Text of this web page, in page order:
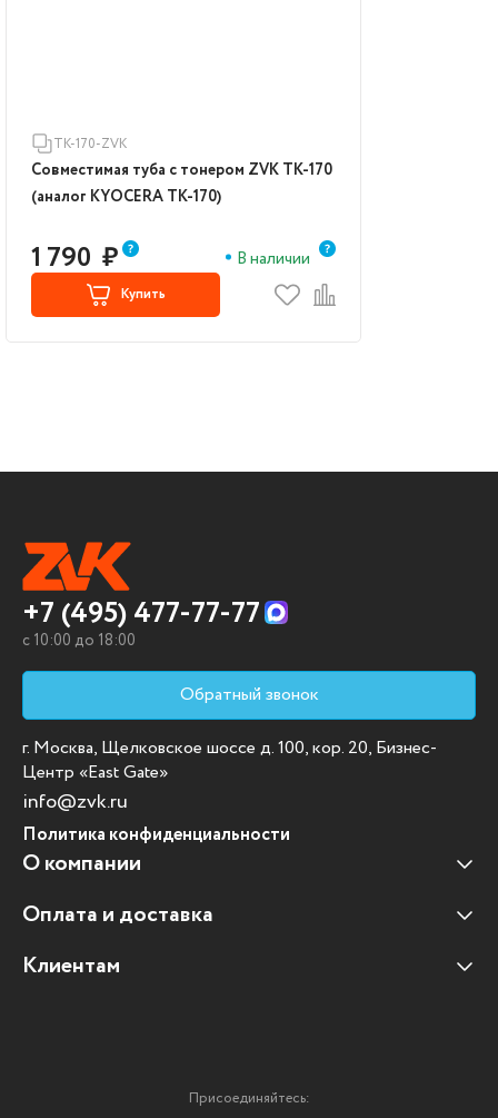
TK-170-ZVK
Совместимая туба с тонером ZVK TK-170
(аналог KYOCERA TK-170)
1 790 ₽ В наличии
Купить
+7 (495) 477-77-77
c 10:00 до 18:00
Обратный звонок
г. Москва, Щелковское шоссе д. 100, кор. 20, Бизнес-
Центр «East Gate»
info@zvk.ru
Политика конфиденциальности
О компании
Наши клиенты
Отзывы клиентов
Оплата и доставка
Оплата и доставка
Клиентам
Мультимедийное оборудование
Присоединяйтесь: